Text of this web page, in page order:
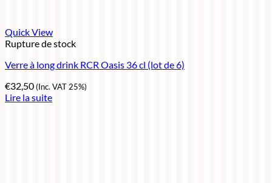
Quick View
Rupture de stock
Verre à long drink RCR Oasis 36 cl (lot de 6)
€32,50(Inc. VAT 25%)
Lire la suite